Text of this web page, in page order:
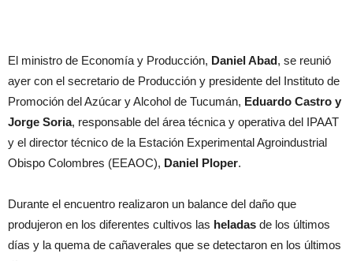
El ministro de Economía y Producción, Daniel Abad, se reunió
ayer con el secretario de Producción y presidente del Instituto de
Promoción del Azúcar y Alcohol de Tucumán, Eduardo Castro y
Jorge Soria, responsable del área técnica y operativa del IPAAT
y el director técnico de la Estación Experimental Agroindustrial
Obispo Colombres (EEAOC), Daniel Ploper.
Durante el encuentro realizaron un balance del daño que
produjeron en los diferentes cultivos las heladas de los últimos
días y la quema de cañaverales que se detectaron en los últimos